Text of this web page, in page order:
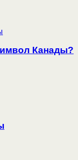
Канады?